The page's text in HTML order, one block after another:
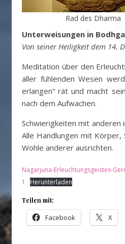
Rad des Dharma
Unterweisungen in
Von seiner Heiligkeit dem 14.
Meditation über den
aller fühlenden Wesen
erlangen“ rät und macht
nach dem Aufwachen.
Schwierigkeiten mit anderen
Alle Handlungen mit Körper,
Wohle anderer ausrichten.
Nagarjuna-Erleuchtungsgeistes-
1
Herunterladen
Teilen mit:
Facebook X